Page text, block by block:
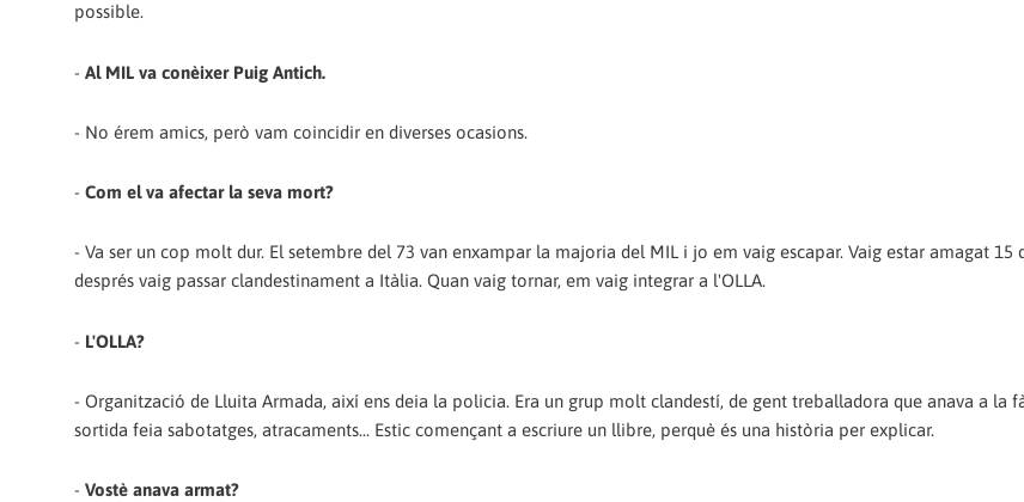
possible.
- Al MIL va conèixer Puig Antich.
- No érem amics, però vam coincidir en diverses ocasions.
- Com el va afectar la seva mort?
- Va ser un cop molt dur. El setembre del 73 van enxampar la majoria del MIL i jo em vaig escapar. Vaig estar amagat 15
després vaig passar clandestinament a Itàlia. Quan vaig tornar, em vaig integrar a l'OLLA.
- L'OLLA?
- Organització de Lluita Armada, així ens deia la policia. Era un grup molt clandestí, de gent treballadora que anava a la
sortida feia sabotatges, atracaments... Estic començant a escriure un llibre, perquè és una història per explicar.
- Vostè anava armat?